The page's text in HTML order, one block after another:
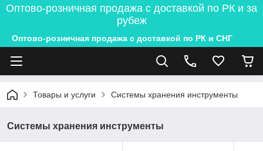
Оптово-розничная продажа с доставкой по РК и за
рубеж
Оптово-розничная продажа с доставкой по РК и СНГ
Товары и услуги Системы хранения инструменты
Системы хранения инструменты